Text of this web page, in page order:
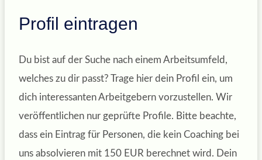
Profil eintragen
Du bist auf der Suche nach einem Arbeitsumfeld,
welches zu dir passt? Trage hier dein Profil ein, um
dich interessanten Arbeitgebern vorzustellen. Wir
veröffentlichen nur geprüfte Profile. Bitte beachte,
dass ein Eintrag für Personen, die kein Coaching bei
uns absolvieren mit 150 EUR berechnet wird. Dein